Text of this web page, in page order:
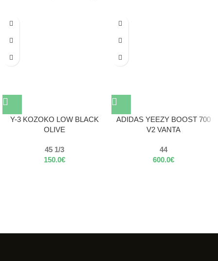
Y-3 KOZOKO LOW BLACK
OLIVE
45 1/3
150.0€
ADIDAS YEEZY BOOST 700
V2 VANTA
44
600.0€